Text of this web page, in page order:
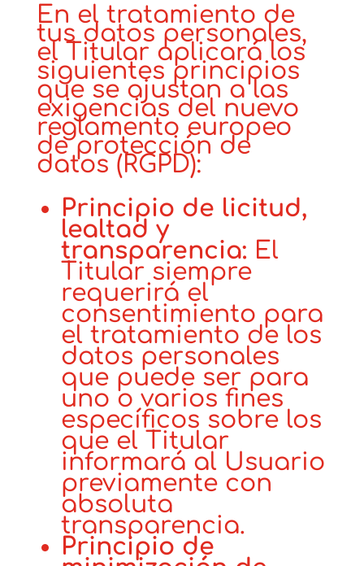
En el tratamiento de
tus datos personales,
el Titular aplicará los
siguientes principios
que se ajustan a las
exigencias del nuevo
reglamento europeo
de protección de
datos (RGPD):
Principio de licitud,
lealtad y
transparencia:El
Titular siempre
requerirá el
consentimiento para
el tratamiento de los
datos personales
que puede ser para
uno o varios fines
específicos sobre los
que el Titular
informará al Usuario
previamente con
absoluta
transparencia.
Principio de